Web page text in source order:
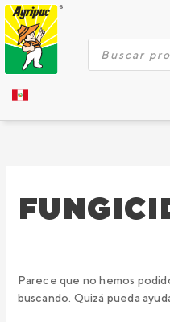
Ir
al
contenido
Búsqueda
Parece que no hemos
buscando. Quizá pueda
Buscar
por: